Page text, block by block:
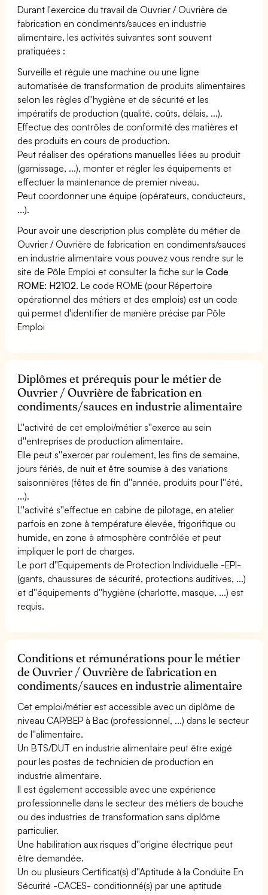
Durant l'exercice du travail de Ouvrier / Ouvrière de
fabrication en condiments/sauces en industrie
alimentaire, les activités suivantes sont souvent
pratiquées :
Surveille et régule une machine ou une ligne
automatisée de transformation de produits alimentaires
selon les règles d''hygiène et de sécurité et les
impératifs de production (qualité, coûts, délais, ...).
Effectue des contrôles de conformité des matières et
des produits en cours de production.
Peut réaliser des opérations manuelles liées au produit
(garnissage, ...), monter et régler les équipements et
effectuer la maintenance de premier niveau.
Peut coordonner une équipe (opérateurs, conducteurs,
...).
Pour avoir une description plus complète du métier de
Ouvrier / Ouvrière de fabrication en condiments/sauces
en industrie alimentaire vous pouvez vous rendre sur le
site de Pôle Emploi et consulter la fiche sur leCode
ROME: H2102. Le code ROME (pour Répertoire
opérationnel des métiers et des emplois) est un code
qui permet d'identifier de manière précise par Pôle
Emploi
Diplômes et prérequis pour le métier de
Ouvrier / Ouvrière de fabrication en
condiments/sauces en industrie alimentaire
L''activité de cet emploi/métier s''exerce au sein
d''entreprises de production alimentaire.
Elle peut s''exercer par roulement, les fins de semaine,
jours fériés, de nuit et être soumise à des variations
saisonnières (fêtes de fin d''année, produits pour l''été,
...).
L''activité s''effectue en cabine de pilotage, en atelier
parfois en zone à température élevée, frigorifique ou
humide, en zone à atmosphère contrôlée et peut
impliquer le port de charges.
Le port d''Equipements de Protection Individuelle -EPI-
(gants, chaussures de sécurité, protections auditives, ...)
et d''équipements d''hygiène (charlotte, masque, ...) est
requis.
Conditions et rémunérations pour le métier
de Ouvrier / Ouvrière de fabrication en
condiments/sauces en industrie alimentaire
Cet emploi/métier est accessible avec un diplôme de
niveau CAP/BEP à Bac (professionnel, ...) dans le secteur
de l''alimentaire.
Un BTS/DUT en industrie alimentaire peut être exigé
pour les postes de technicien de production en
industrie alimentaire.
Il est également accessible avec une expérience
professionnelle dans le secteur des métiers de bouche
ou des industries de transformation sans diplôme
particulier.
Une habilitation aux risques d''origine électrique peut
être demandée.
Un ou plusieurs Certificat(s) d''Aptitude à la Conduite En
Sécurité -CACES- conditionné(s) par une aptitude